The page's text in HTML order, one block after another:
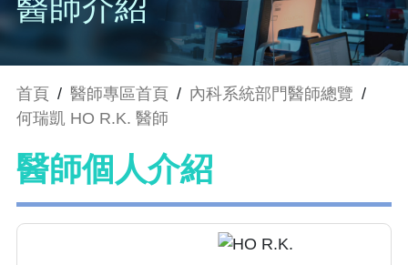
醫師介紹
首頁 / 醫師專區首頁 / 內科系統部門醫師總覽 /
何瑞凱 HO R.K. 醫師
醫師個人介紹